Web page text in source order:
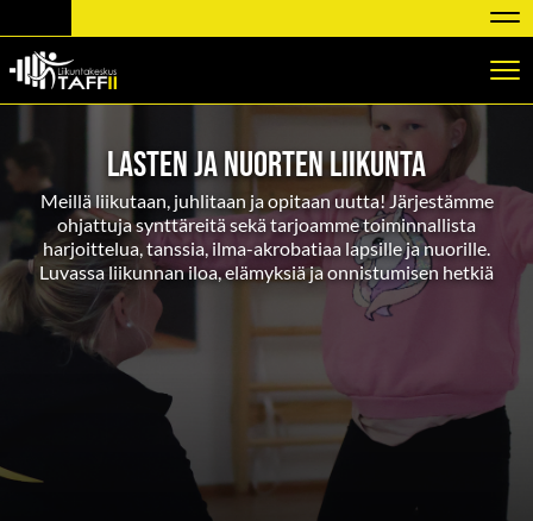
LASTEN JA NUORTEN liikunta
Meillä liikutaan, juhlitaan ja opitaan uutta! Järjestämme
ohjattuja synttäreitä sekä tarjoamme toiminnallista
harjoittelua, tanssia, ilma-akrobatiaa lapsille ja nuorille.
Luvassa liikunnan iloa, elämyksiä ja onnistumisen hetkiä